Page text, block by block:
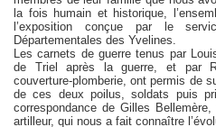
la fois humain et historique,
l’exposition conçue par le
Départementales des Yvelines.
Les carnets de guerre tenus par
de Triel après la guerre, et par
couverture-plomberie, ont permis de
de ces deux poilus, soldats puis
correspondance de Gilles
artilleur, qui nous a fait connaître